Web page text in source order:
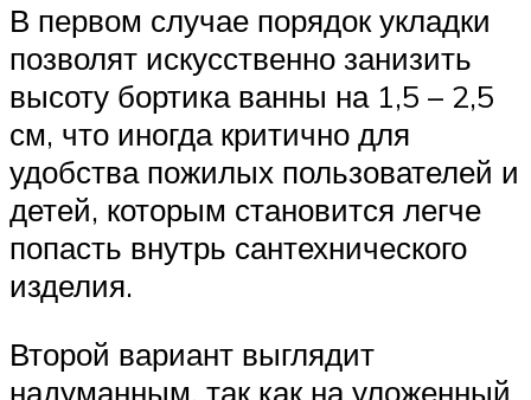
В первом случае порядок укладки
позволят искусственно занизить
высоту бортика ванны на 1,5 – 2,5
см, что иногда критично для
удобства пожилых пользователей и
детей, которым становится легче
попасть внутрь сантехнического
изделия.
Второй вариант выглядит
надуманным, так как на уложенный